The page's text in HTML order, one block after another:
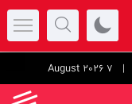
| 7 August 2026